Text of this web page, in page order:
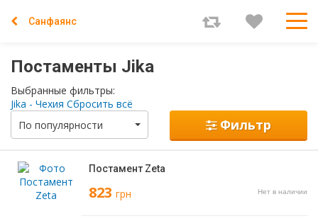
Санфаянс
Постаменты Jika
Выбранные фильтры:
Jika - Чехия Сбросить всё
По популярности
Фильтр
Постамент Zeta
823 грн Нет в наличии